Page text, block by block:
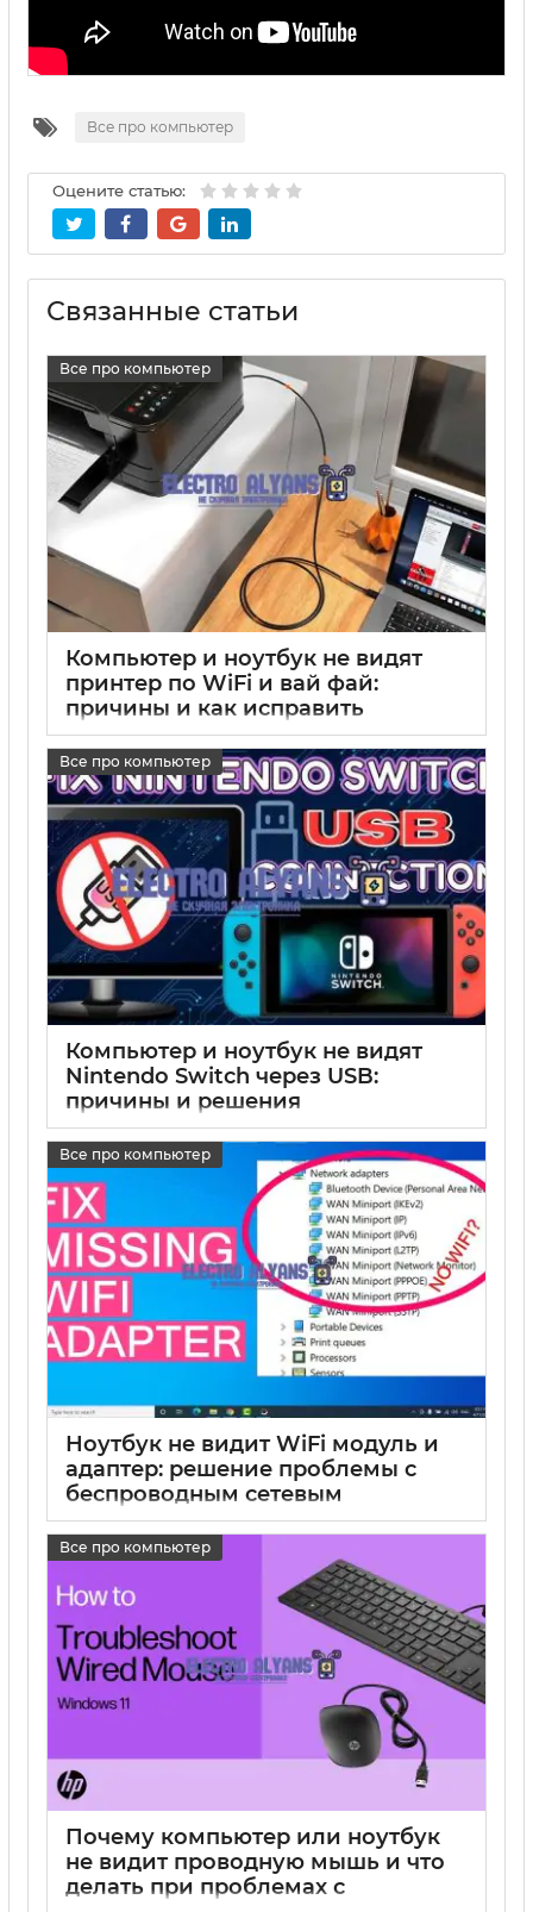
Все про компьютер
Оцените статью:
Связанные статьи
Все про компьютер
Компьютер и ноутбук не видят
принтер по WiFi и вай фай:
причины и как исправить
Все про компьютер
Компьютер и ноутбук не видят
Nintendo Switch через USB:
причины и решения
Все про компьютер
Ноутбук не видит WiFi модуль и
адаптер: решение проблемы с
беспроводным сетевым
адаптером в Windows
17 05 2025 0
Все про компьютер
Почему компьютер или ноутбук
не видит проводную мышь и что
делать при проблемах с